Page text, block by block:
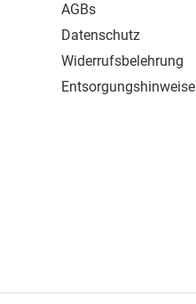
AGBs
Datenschutz
Widerrufsbelehrung
Entsorgungshinweise